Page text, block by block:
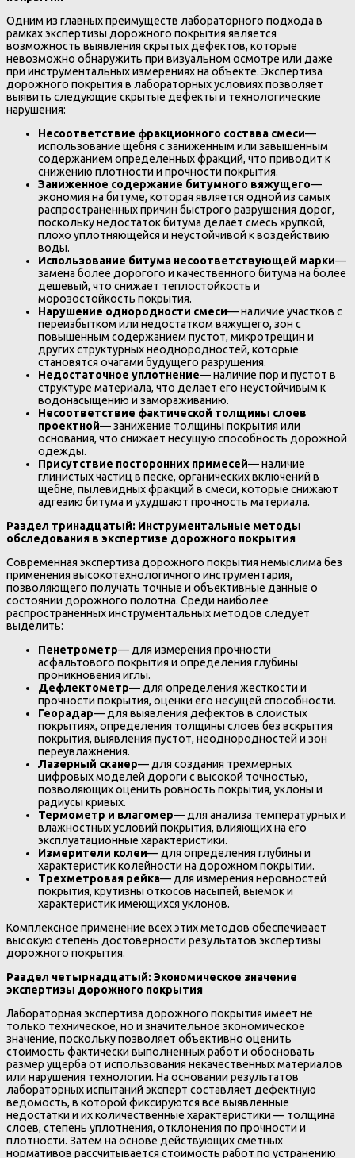
Одним из главных преимуществ лабораторного подхода в
рамках экспертизы дорожного покрытия является
возможность выявления скрытых дефектов, которые
невозможно обнаружить при визуальном осмотре или даже
при инструментальных измерениях на объекте. Экспертиза
дорожного покрытия в лабораторных условиях позволяет
выявить следующие скрытые дефекты и технологические
нарушения:
Несоответствие фракционного состава смеси—
использование щебня с заниженным или завышенным
содержанием определенных фракций, что приводит к
снижению плотности и прочности покрытия.
Заниженное содержание битумного вяжущего—
экономия на битуме, которая является одной из самых
распространенных причин быстрого разрушения дорог,
поскольку недостаток битума делает смесь хрупкой,
плохо уплотняющейся и неустойчивой к воздействию
воды.
Использование битума несоответствующей марки—
замена более дорогого и качественного битума на более
дешевый, что снижает теплостойкость и
морозостойкость покрытия.
Нарушение однородности смеси— наличие участков с
переизбытком или недостатком вяжущего, зон с
повышенным содержанием пустот, микротрещин и
других структурных неоднородностей, которые
становятся очагами будущего разрушения.
Недостаточное уплотнение— наличие пор и пустот в
структуре материала, что делает его неустойчивым к
водонасыщению и замораживанию.
Несоответствие фактической толщины слоев
проектной— занижение толщины покрытия или
основания, что снижает несущую способность дорожной
одежды.
Присутствие посторонних примесей— наличие
глинистых частиц в песке, органических включений в
щебне, пылевидных фракций в смеси, которые снижают
адгезию битума и ухудшают прочность материала.
Раздел тринадцатый: Инструментальные методы
обследования в экспертизе дорожного покрытия
Современная экспертиза дорожного покрытия немыслима без
применения высокотехнологичного инструментария,
позволяющего получать точные и объективные данные о
состоянии дорожного полотна. Среди наиболее
распространенных инструментальных методов следует
выделить:
Пенетрометр— для измерения прочности
асфальтового покрытия и определения глубины
проникновения иглы.
Дефлектометр— для определения жесткости и
прочности покрытия, оценки его несущей способности.
Георадар— для выявления дефектов в слоистых
покрытиях, определения толщины слоев без вскрытия
покрытия, выявления пустот, неоднородностей и зон
переувлажнения.
Лазерный сканер— для создания трехмерных
цифровых моделей дороги с высокой точностью,
позволяющих оценить ровность покрытия, уклоны и
радиусы кривых.
Термометр и влагомер— для анализа температурных и
влажностных условий покрытия, влияющих на его
эксплуатационные характеристики.
Измерители колеи— для определения глубины и
характеристик колейности на дорожном покрытии.
Трехметровая рейка— для измерения неровностей
покрытия, крутизны откосов насыпей, выемок и
характеристик имеющихся уклонов.
Комплексное применение всех этих методов обеспечивает
высокую степень достоверности результатов экспертизы
дорожного покрытия.
Раздел четырнадцатый: Экономическое значение
экспертизы дорожного покрытия
Лабораторная экспертиза дорожного покрытия имеет не
только техническое, но и значительное экономическое
значение, поскольку позволяет объективно оценить
стоимость фактически выполненных работ и обосновать
размер ущерба от использования некачественных материалов
или нарушения технологии. На основании результатов
лабораторных испытаний эксперт составляет дефектную
ведомость, в которой фиксируются все выявленные
недостатки и их количественные характеристики — толщина
слоев, степень уплотнения, отклонения по прочности и
плотности. Затем на основе действующих сметных
нормативов рассчитывается стоимость работ по устранению